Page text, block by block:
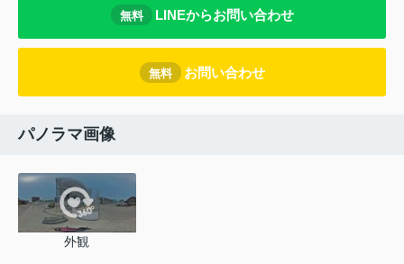
無料 LINEからお問い合わせ
無料 お問い合わせ
パノラマ画像
外観